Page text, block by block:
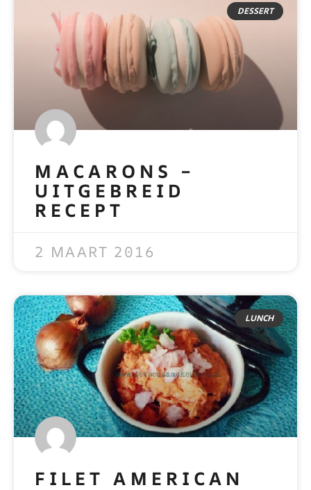
DESSERT
MACARONS –
UITGEBREID
RECEPT
2 MAART 2016
LUNCH
FILET AMERICAN